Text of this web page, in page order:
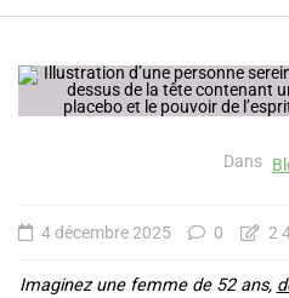
Dans
4 décembre 2025 0 2
Imaginez une femme de 52 ans,